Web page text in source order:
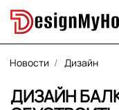
Новости Дизайн
ДИЗАЙН